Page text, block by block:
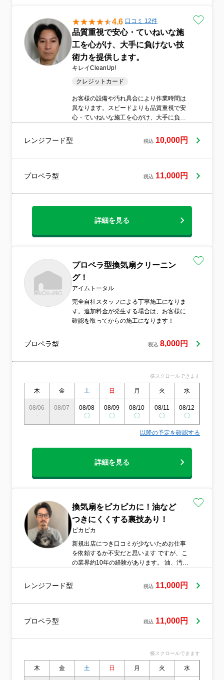
4.6 口コミ 12件
品質重視で安心・ていねいな施
工を心がけ、大手に負けない技
術力を提供します。
キレイCleanUp!
クレジットカード
お客様の設備や汚れ具合により作業時間は
異なります。スピードよりも品質重視で安
心・ていねいな施工を心がけ、大手に負け
レンジフード型 税込 10,000円
プロペラ型 税込 11,000円
詳細を見る
プロペラ型換気扇クリーニン
グ！
アイムトータル
完全自社スタッフによる丁寧施工になりま
す。追加料金が発生する場合は、お客様に
確認を取ってからの施工になります！
プロペラ型 税込 8,000円
横スクロールできます
木 金 土 日 月 火 水
08/06
-
08/07
-
08/08
〇
08/09
〇
08/10
〇
08/11
〇
08/12
〇
以降の予定を確認する
詳細を見る
換気扇をピカピカに！油など
つきにくくする裏技あり！
ピカピカ
新規出店につき口コミが少ないためお仕事
を依頼するか不安だと思います ですが、こ
の業界約10年の経験があります。 油、汚れ
料サービス！！ 無料ですので、ぜひお試し
ください！
レンジフード型 税込 11,000円
プロペラ型 税込 11,000円
横スクロールできます
木 金 土 日 月 火 水